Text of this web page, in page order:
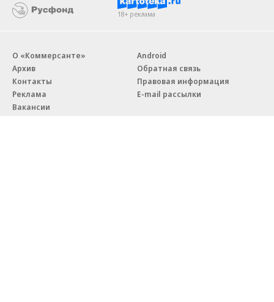
18+ реклама
О «Коммерсанте»
Архив
Контакты
Реклама
Вакансии
Android
Обратная связь
Правовая информация
E-mail рассылки